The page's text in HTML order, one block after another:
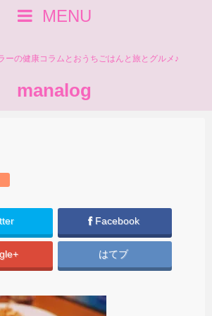
MENU
ーの健康コラムとおうちごはんと旅とグルメ♪
manalog
Facebook
はてブ